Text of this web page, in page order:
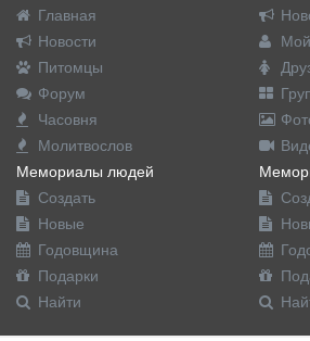
Главная
Новости
Питомцы
Форум
Часовня
Молитвослов
Мемориалы людей
Создать
Новые
Годовщина
Подарки
Найти